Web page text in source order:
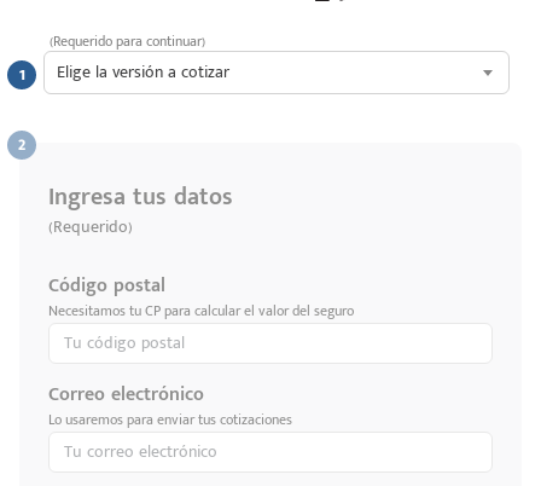
Elige la versión a cotizar
(Requerido para continuar)
Ingresa tus datos
(Requerido)
Código postal
Necesitamos tu CP para calcular el valor del seguro
Correo electrónico
Lo usaremos para enviar tus cotizaciones